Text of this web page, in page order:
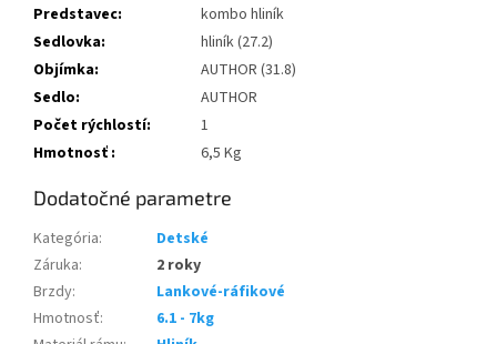
Predstavec:
kombo hliník
Sedlovka:
hliník (27.2)
Objímka:
AUTHOR (31.8)
Sedlo:
AUTHOR
Počet rýchlostí:
1
Hmotnosť :
6,5 Kg
Dodatočné parametre
Kategória:
Detské
Záruka:
2 roky
Brzdy:
Lankové-ráfikové
Hmotnosť:
6.1 - 7kg